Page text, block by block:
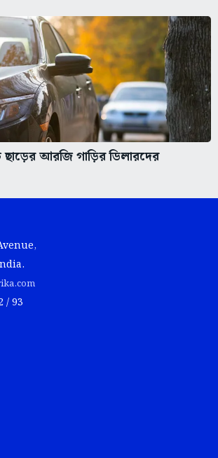
ছাড়ের আরজি গাড়ির ডিলারদের
/ 93